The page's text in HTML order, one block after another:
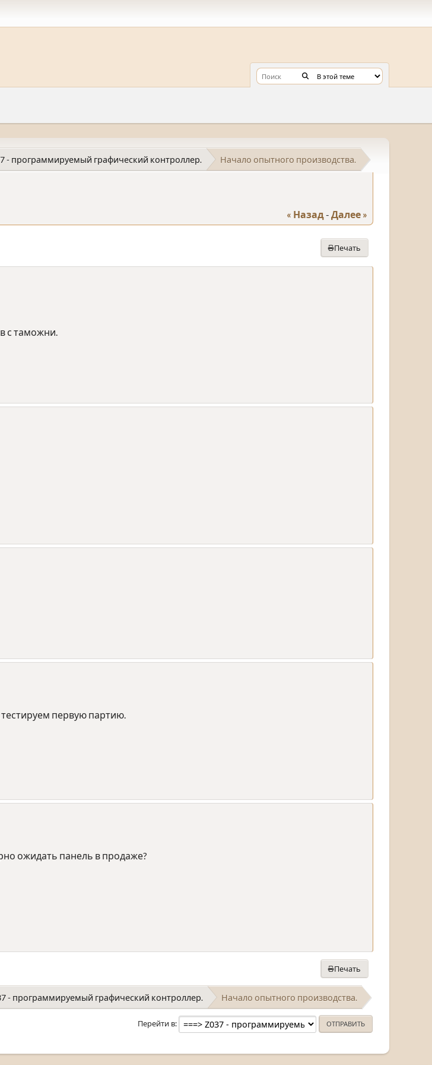
- программируемый графический контроллер. Начало опытного производства.
« Назад - Далее »
Печать
с таможни.
первую партию.
ожидать панель в продаже?
Печать
- программируемый графический контроллер. Начало опытного производства.
Перейти в